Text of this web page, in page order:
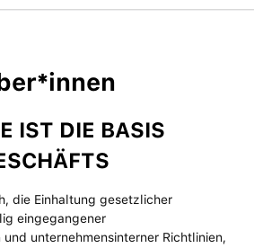
IST DIE BASIS
die Einhaltung gesetzlicher
eingegangener
unternehmensinterner Richtlinien,